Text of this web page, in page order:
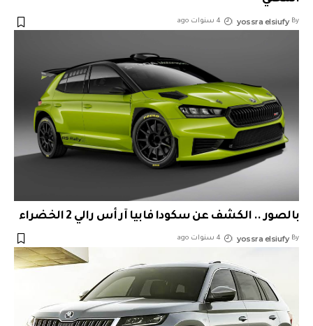
By
yossra elsiufy 4 سنوات ago
بالصور .. الكشف عن سكودا فابيا آر أس رالي 2 الخضراء
By
yossra elsiufy 4 سنوات ago